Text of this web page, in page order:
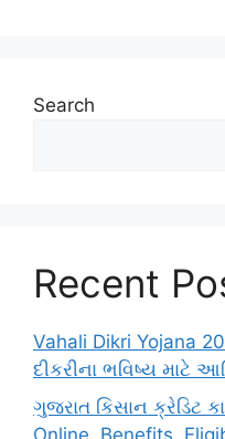
Search
Recent
Vahali Dikri Yojana
દીકરીના ભવિષ્ય માટે
ગુજરાત કિસાન ક્રેડિટ
Online, Benefits,